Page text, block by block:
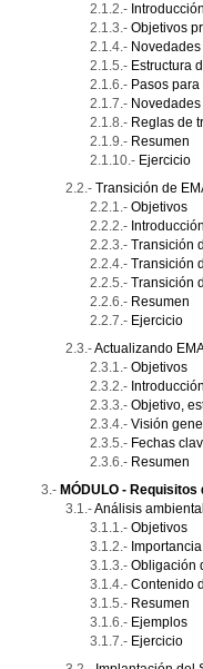
Introducción
Objetivos
Novedades
Estructura
Pasos
Novedades
Reglas de
Resumen
Ejercicio
Transición de
Objetivos
Introducción
Transición
Transición
Transición
Resumen
Ejercicio
Actualizando
Objetivos
Introducción
Objetivo,
Visión
Fechas
Resumen
MÓDULO -
Análisis ambiental
Objetivos
Obligación
Contenido
Resumen
Ejemplos
Ejercicio